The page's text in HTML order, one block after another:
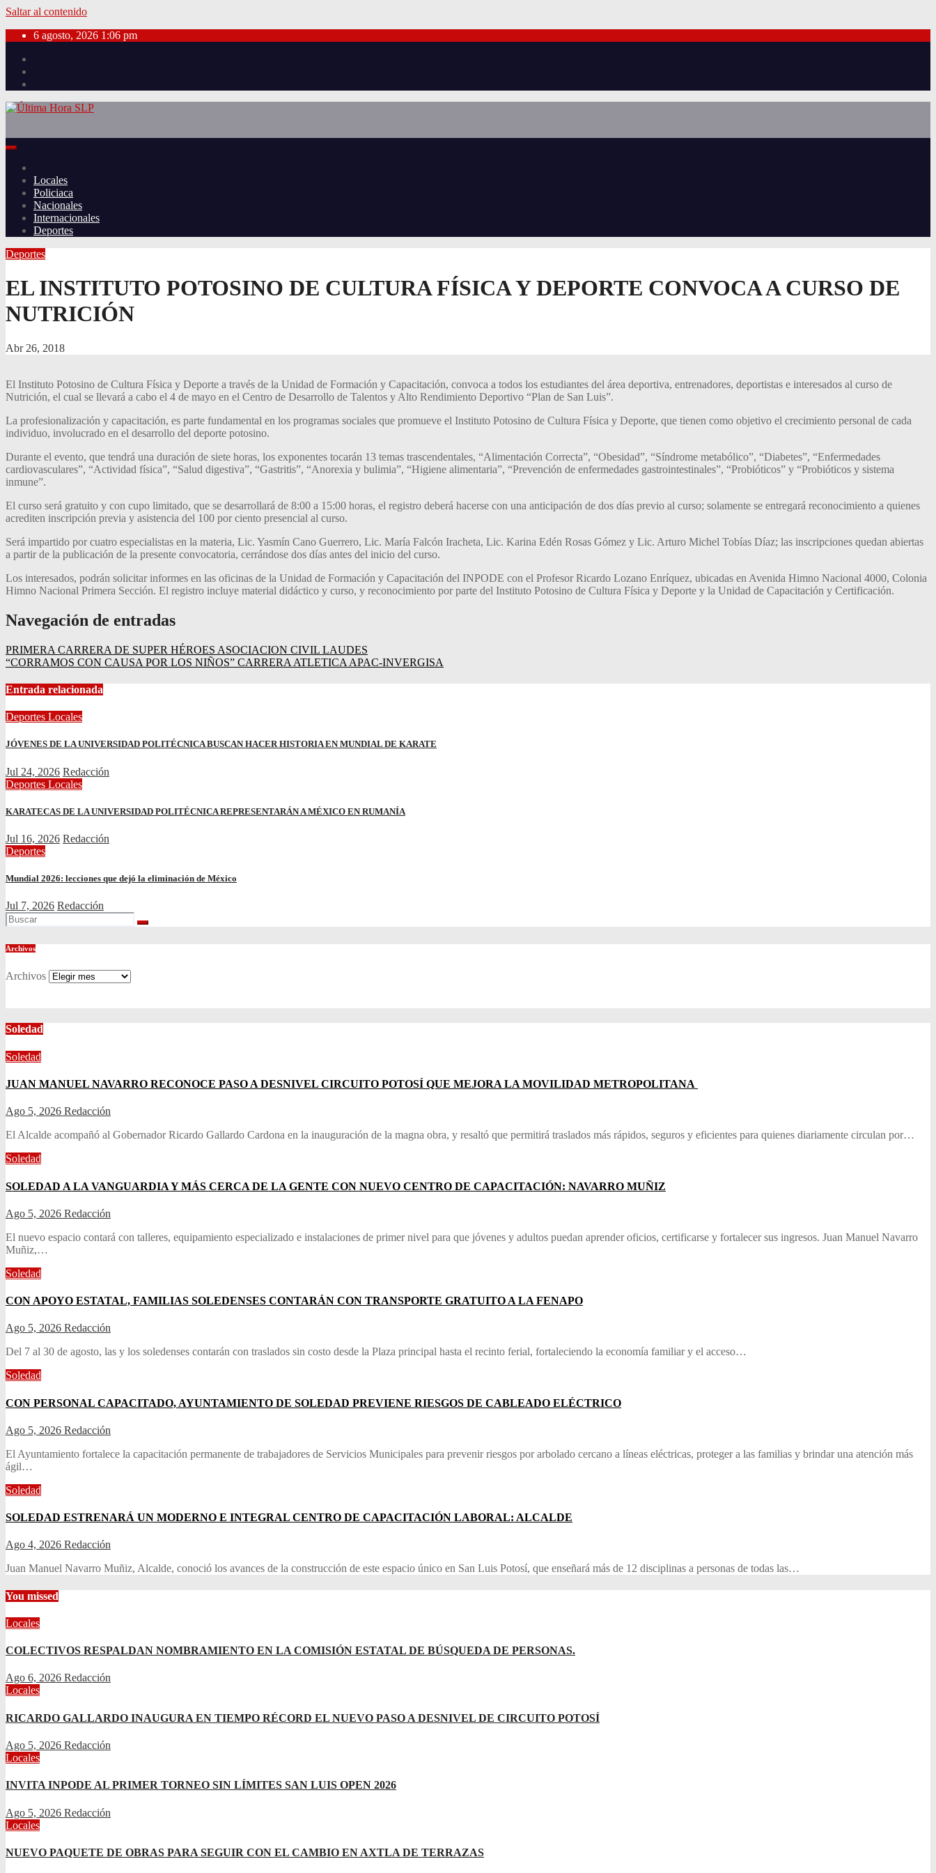
Saltar al contenido
6 agosto, 2026 1:06 pm
Locales
Policiaca
Nacionales
Internacionales
Deportes
Deportes
EL INSTITUTO POTOSINO DE CULTURA FÍSICA Y DEPORTE CONVOCA A CURSO DE
NUTRICIÓN
Abr 26, 2018
El Instituto Potosino de Cultura Física y Deporte a través de la Unidad de Formación y Capacitación, convoca a todos los estudiantes del área deportiva, entrenadores, deportistas e interesados al curso de
Nutrición, el cual se llevará a cabo el 4 de mayo en el Centro de Desarrollo de Talentos y Alto Rendimiento Deportivo “Plan de San Luis”.
La profesionalización y capacitación, es parte fundamental en los programas sociales que promueve el Instituto Potosino de Cultura Física y Deporte, que tienen como objetivo el crecimiento personal de cada
individuo, involucrado en el desarrollo del deporte potosino.
Durante el evento, que tendrá una duración de siete horas, los exponentes tocarán 13 temas trascendentales, “Alimentación Correcta”, “Obesidad”, “Síndrome metabólico”, “Diabetes”, “Enfermedades
cardiovasculares”, “Actividad física”, “Salud digestiva”, “Gastritis”, “Anorexia y bulimia”, “Higiene alimentaria”, “Prevención de enfermedades gastrointestinales”, “Probióticos” y “Probióticos y sistema
inmune”.
El curso será gratuito y con cupo limitado, que se desarrollará de 8:00 a 15:00 horas, el registro deberá hacerse con una anticipación de dos días previo al curso; solamente se entregará reconocimiento a quienes
acrediten inscripción previa y asistencia del 100 por ciento presencial al curso.
Será impartido por cuatro especialistas en la materia, Lic. Yasmín Cano Guerrero, Lic. María Falcón Iracheta, Lic. Karina Edén Rosas Gómez y Lic. Arturo Michel Tobías Díaz; las inscripciones quedan abiertas
a partir de la publicación de la presente convocatoria, cerrándose dos días antes del inicio del curso.
Los interesados, podrán solicitar informes en las oficinas de la Unidad de Formación y Capacitación del INPODE con el Profesor Ricardo Lozano Enríquez, ubicadas en Avenida Himno Nacional 4000, Colonia
Himno Nacional Primera Sección. El registro incluye material didáctico y curso, y reconocimiento por parte del Instituto Potosino de Cultura Física y Deporte y la Unidad de Capacitación y Certificación.
Navegación de entradas
PRIMERA CARRERA DE SUPER HÉROES ASOCIACION CIVIL LAUDES
“CORRAMOS CON CAUSA POR LOS NIÑOS” CARRERA ATLETICA APAC-INVERGISA
Entrada relacionada
Deportes Locales
JÓVENES DE LA UNIVERSIDAD POLITÉCNICA BUSCAN HACER HISTORIA EN MUNDIAL DE KARATE
Jul 24, 2026 Redacción
Deportes Locales
KARATECAS DE LA UNIVERSIDAD POLITÉCNICA REPRESENTARÁN A MÉXICO EN RUMANÍA
Jul 16, 2026 Redacción
Deportes
Mundial 2026: lecciones que dejó la eliminación de México
Jul 7, 2026 Redacción
Archivos
Archivos
Soledad
Soledad
JUAN MANUEL NAVARRO RECONOCE PASO A DESNIVEL CIRCUITO POTOSÍ QUE MEJORA LA MOVILIDAD METROPOLITANA
Ago 5, 2026 Redacción
El Alcalde acompañó al Gobernador Ricardo Gallardo Cardona en la inauguración de la magna obra, y resaltó que permitirá traslados más rápidos, seguros y eficientes para quienes diariamente circulan por…
Soledad
SOLEDAD A LA VANGUARDIA Y MÁS CERCA DE LA GENTE CON NUEVO CENTRO DE CAPACITACIÓN: NAVARRO MUÑIZ
Ago 5, 2026 Redacción
El nuevo espacio contará con talleres, equipamiento especializado e instalaciones de primer nivel para que jóvenes y adultos puedan aprender oficios, certificarse y fortalecer sus ingresos. Juan Manuel Navarro
Muñiz,…
Soledad
CON APOYO ESTATAL, FAMILIAS SOLEDENSES CONTARÁN CON TRANSPORTE GRATUITO A LA FENAPO
Ago 5, 2026 Redacción
Del 7 al 30 de agosto, las y los soledenses contarán con traslados sin costo desde la Plaza principal hasta el recinto ferial, fortaleciendo la economía familiar y el acceso…
Soledad
CON PERSONAL CAPACITADO, AYUNTAMIENTO DE SOLEDAD PREVIENE RIESGOS DE CABLEADO ELÉCTRICO
Ago 5, 2026 Redacción
El Ayuntamiento fortalece la capacitación permanente de trabajadores de Servicios Municipales para prevenir riesgos por arbolado cercano a líneas eléctricas, proteger a las familias y brindar una atención más
ágil…
Soledad
SOLEDAD ESTRENARÁ UN MODERNO E INTEGRAL CENTRO DE CAPACITACIÓN LABORAL: ALCALDE
Ago 4, 2026 Redacción
Juan Manuel Navarro Muñiz, Alcalde, conoció los avances de la construcción de este espacio único en San Luis Potosí, que enseñará más de 12 disciplinas a personas de todas las…
You missed
Locales
COLECTIVOS RESPALDAN NOMBRAMIENTO EN LA COMISIÓN ESTATAL DE BÚSQUEDA DE PERSONAS.
Ago 6, 2026 Redacción
Locales
RICARDO GALLARDO INAUGURA EN TIEMPO RÉCORD EL NUEVO PASO A DESNIVEL DE CIRCUITO POTOSÍ
Ago 5, 2026 Redacción
Locales
INVITA INPODE AL PRIMER TORNEO SIN LÍMITES SAN LUIS OPEN 2026
Ago 5, 2026 Redacción
Locales
NUEVO PAQUETE DE OBRAS PARA SEGUIR CON EL CAMBIO EN AXTLA DE TERRAZAS